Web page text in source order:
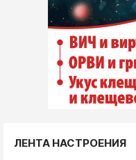
ЛЕНТА НАСТРОЕНИЯ